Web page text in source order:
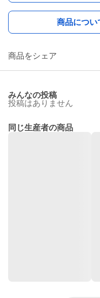
商品につい
商品をシェア
みんなの投稿
投稿はありません
同じ生産者の商品